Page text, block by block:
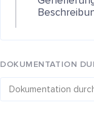
DOKUMENTATION